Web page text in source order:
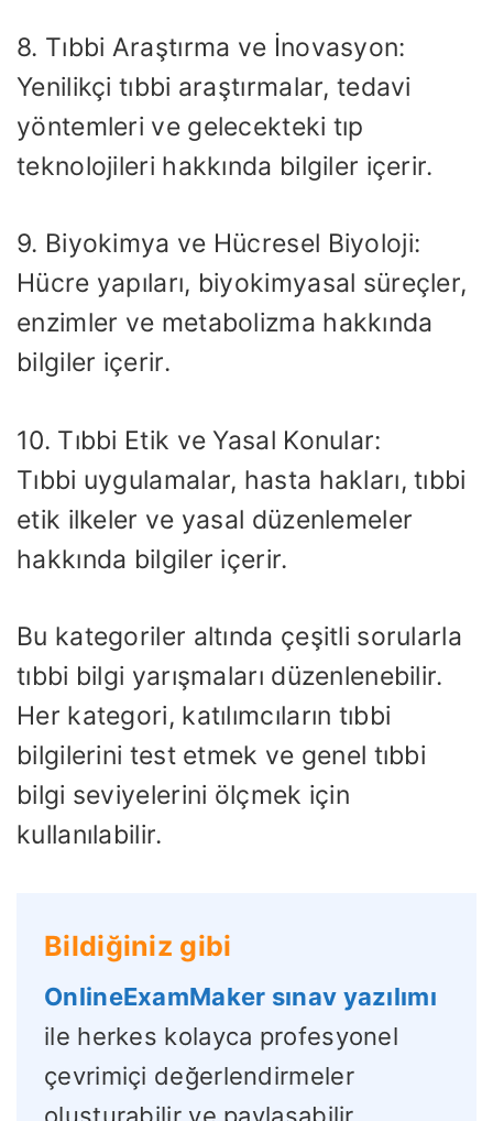
8. Tıbbi Araştırma ve İnovasyon:
Yenilikçi tıbbi araştırmalar, tedavi
yöntemleri ve gelecekteki tıp
teknolojileri hakkında bilgiler içerir.
9. Biyokimya ve Hücresel Biyoloji:
Hücre yapıları, biyokimyasal süreçler,
enzimler ve metabolizma hakkında
bilgiler içerir.
10. Tıbbi Etik ve Yasal Konular:
Tıbbi uygulamalar, hasta hakları, tıbbi
etik ilkeler ve yasal düzenlemeler
hakkında bilgiler içerir.
Bu kategoriler altında çeşitli sorularla
tıbbi bilgi yarışmaları düzenlenebilir.
Her kategori, katılımcıların tıbbi
bilgilerini test etmek ve genel tıbbi
bilgi seviyelerini ölçmek için
kullanılabilir.
Bildiğiniz gibi
OnlineExamMaker sınav yazılımı
ile herkes kolayca profesyonel
çevrimiçi değerlendirmeler
oluşturabilir ve paylaşabilir.